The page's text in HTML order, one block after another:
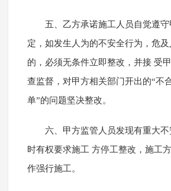
五、乙方承诺施工人员自觉遵
定，如发生人为的不安全行为，危
的，必须无条件立即整改，并接 受
查监督，对甲方相关部门开出的“不
单”的问题坚决整改。
六、甲方监管人员发现有重大
时有权要求施工 方停工整改，施工
作强行施工。